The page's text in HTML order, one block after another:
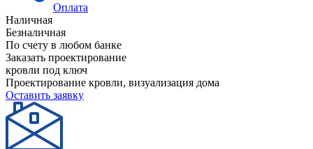
Оплата
Наличная
Безналичная
По счету в любом банке
Заказать проектирование
кровли под ключ
Проектирование кровли, визуализация дома
Оставить заявку